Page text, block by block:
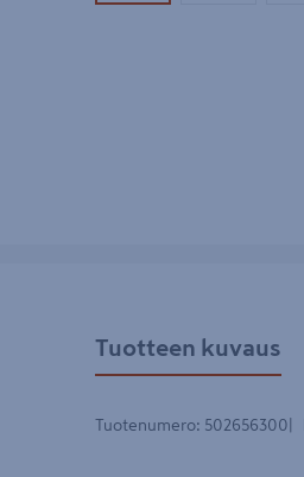
Tuotteen kuvaus
Tuotenumero: 502656300